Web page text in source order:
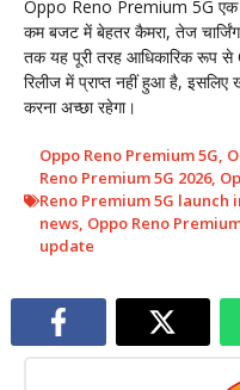
Oppo Reno Premium 5G एक
कम बजट में बेहतर कैमरा, तेज
तक यह पूरी तरह आधिकारिक रूप से
रिलीज में प्राप्त नहीं हुआ है,
करना अच्छा रहेगा।
Oppo Reno Premium 5G
Reno Premium 5G 2026,
Reno Premium 5G launch
news Oppo Reno
update